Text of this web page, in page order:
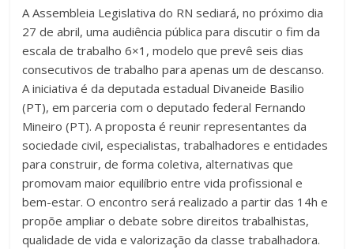
A Assembleia Legislativa do RN sediará, no próximo dia
27 de abril, uma audiência pública para discutir o fim da
escala de trabalho 6×1, modelo que prevê seis dias
consecutivos de trabalho para apenas um de descanso.
A iniciativa é da deputada estadual Divaneide Basilio
(PT), em parceria com o deputado federal Fernando
Mineiro (PT). A proposta é reunir representantes da
sociedade civil, especialistas, trabalhadores e entidades
para construir, de forma coletiva, alternativas que
promovam maior equilíbrio entre vida profissional e
bem-estar. O encontro será realizado a partir das 14h e
propõe ampliar o debate sobre direitos trabalhistas,
qualidade de vida e valorização da classe trabalhadora.